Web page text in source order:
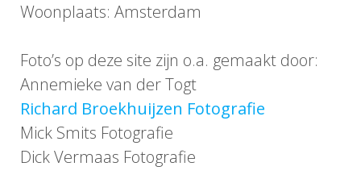
Woonplaats: Amsterdam
Foto’s op deze site zijn o.a. gemaakt door:
Annemieke van der Togt
Richard Broekhuijzen Fotografie
Mick Smits Fotografie
Dick Vermaas Fotografie